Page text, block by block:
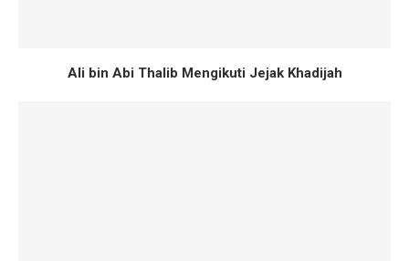
Ali bin Abi Thalib Mengikuti Jejak Khadijah